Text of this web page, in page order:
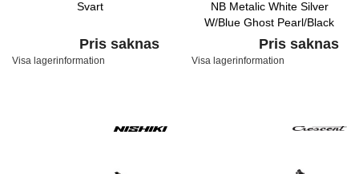
Svart
Pris saknas
Visa lagerinformation
NB Metalic White Silver
W/Blue Ghost Pearl/Black
Pris saknas
Visa lagerinformation